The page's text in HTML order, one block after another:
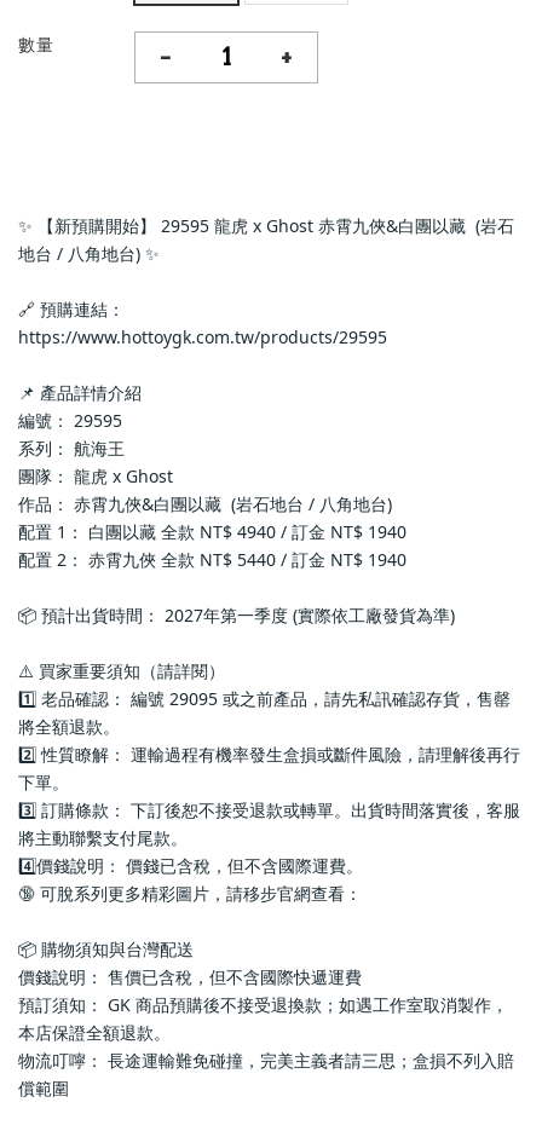
數量 - +
✨ 【新預購開始】 29595 龍虎 x Ghost 赤霄九俠&白團以藏  (岩石
地台 / 八角地台) ✨
🔗 預購連結：
https://www.hottoygk.com.tw/products/29595
📌 產品詳情介紹
編號： 29595
系列： 航海王
團隊： 龍虎 x Ghost
作品： 赤霄九俠&白團以藏  (岩石地台 / 八角地台)
配置 1： 白團以藏 全款 NT$ 4940 / 訂金 NT$ 1940
配置 2： 赤霄九俠 全款 NT$ 5440 / 訂金 NT$ 1940
📦 預計出貨時間： 2027年第一季度 (實際依工廠發貨為準)
⚠️ 買家重要須知（請詳閱）
1️⃣ 老品確認： 編號 29095 或之前產品，請先私訊確認存貨，售罄
將全額退款。
2️⃣ 性質瞭解： 運輸過程有機率發生盒損或斷件風險，請理解後再行
下單。
3️⃣ 訂購條款： 下訂後恕不接受退款或轉單。出貨時間落實後，客服
將主動聯繫支付尾款。
4️⃣價錢說明： 價錢已含稅，但不含國際運費。
🔞 可脫系列更多精彩圖片，請移步官網查看：
📦 購物須知與台灣配送
價錢說明： 售價已含稅，但不含國際快遞運費
預訂須知： GK 商品預購後不接受退換款；如遇工作室取消製作，
本店保證全額退款。
物流叮嚀： 長途運輸難免碰撞，完美主義者請三思；盒損不列入賠
償範圍